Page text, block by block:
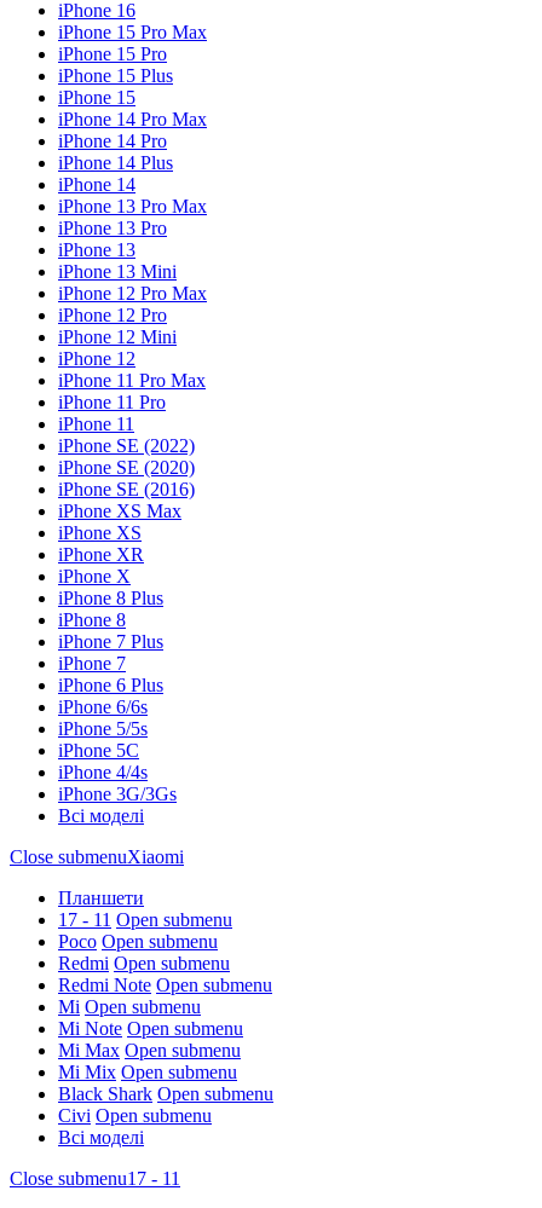
iPhone 16
iPhone 15 Pro Max
iPhone 15 Pro
iPhone 15 Plus
iPhone 15
iPhone 14 Pro Max
iPhone 14 Pro
iPhone 14 Plus
iPhone 14
iPhone 13 Pro Max
iPhone 13 Pro
iPhone 13
iPhone 13 Mini
iPhone 12 Pro Max
iPhone 12 Pro
iPhone 12 Mini
iPhone 12
iPhone 11 Pro Max
iPhone 11 Pro
iPhone 11
iPhone SE (2022)
iPhone SE (2020)
iPhone SE (2016)
iPhone XS Max
iPhone XS
iPhone XR
iPhone X
iPhone 8 Plus
iPhone 8
iPhone 7 Plus
iPhone 7
iPhone 6 Plus
iPhone 6/6s
iPhone 5/5s
iPhone 5C
iPhone 4/4s
iPhone 3G/3Gs
Всі моделі
Close submenuXiaomi
Планшети
17 - 11 Open submenu
Poco Open submenu
Redmi Open submenu
Redmi Note Open submenu
Mi Open submenu
Mi Note Open submenu
Mi Max Open submenu
Mi Mix Open submenu
Black Shark Open submenu
Civi Open submenu
Всі моделі
Close submenu17 - 11